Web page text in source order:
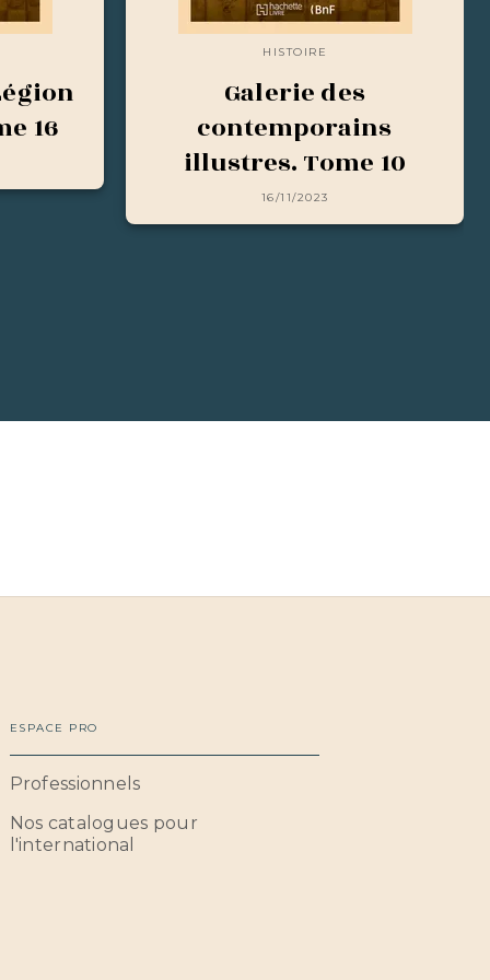
16
HISTOIRE
Galerie des
contemporains
illustres. Tome 10
16/11/2023
ESPACE PRO
Professionnels
Nos catalogues pour
l'international